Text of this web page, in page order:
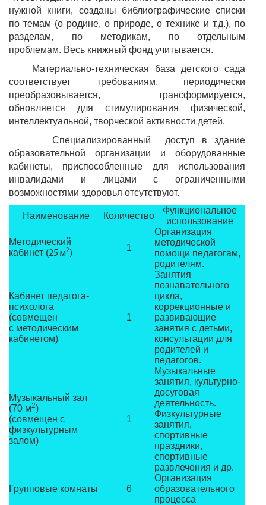
нужной книги, созданы библиографические списки
по темам (о родине, о природе, о технике и т.д.), по
разделам, по методикам, по отдельным
проблемам. Весь книжный фонд учитывается.
Материально-техническая база детского сада
соответствует требованиям, периодически
преобразовывается, трансформируется,
обновляется для стимулирования физической,
интеллектуальной, творческой активности детей.
Специализированный доступ в здание
образовательной организации и оборудованные
кабинеты, приспособленные для использования
инвалидами и лицами с ограниченными
возможностями здоровья отсутствуют.
Наименование Количество
Функциональное
использование
Методический
кабинет (25 м2)
1
Организация
методической
помощи педагогам,
родителям.
Кабинет педагога-
психолога
(совмещен
с методическим
кабинетом)
1
Занятия
познавательного
цикла,
коррекционные и
развивающие
занятия с детьми,
консультации для
родителей и
педагогов.
Музыкальный зал
(70 м2)
(совмещен с
физкультурным
залом)
1
Музыкальные
занятия, культурно-
досуговая
деятельность.
Физкультурные
занятия,
спортивные
праздники,
спортивные
развлечения и др.
Групповые комнаты 6
Организация
образовательного
процесса